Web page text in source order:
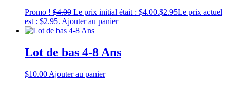
Promo ! $4.00 Le prix initial était : $4.00.$2.95Le prix actuel
est : $2.95. Ajouter au panier
Lot de bas 4-8 Ans
$10.00 Ajouter au panier